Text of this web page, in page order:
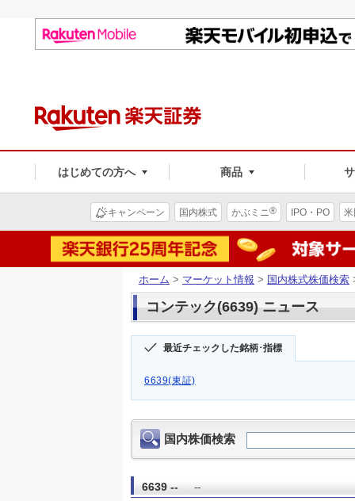
はじめての方へ 商品
キャンペーン 国内株式 かぶミニ® IPO・PO
ホーム > マーケット情報 > 国内株式株価検索
コンテック(6639) ニュース
最近チェックした銘柄･指標
6639(東証)